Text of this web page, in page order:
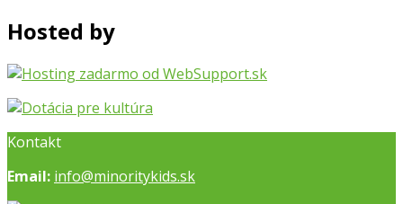
Hosted by
Kontakt
Email: info@minoritykids.sk